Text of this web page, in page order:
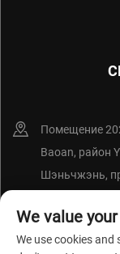
Помещение
Baoan, район
Шэньчжэнь,
+86-
[email
We value
We use cookies